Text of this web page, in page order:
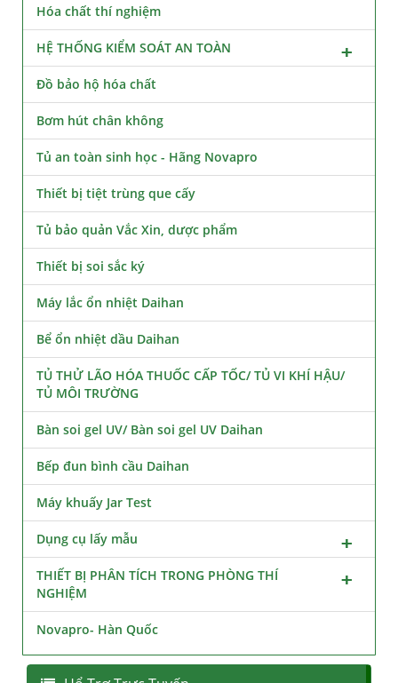
Hóa chất thí nghiệm
HỆ THỐNG KIỂM SOÁT AN TOÀN
Đồ bảo hộ hóa chất
Bơm hút chân không
Tủ an toàn sinh học - Hãng Novapro
Thiết bị tiệt trùng que cấy
Tủ bảo quản Vắc Xin, dược phẩm
Thiết bị soi sắc ký
Máy lắc ổn nhiệt Daihan
Bể ổn nhiệt dầu Daihan
TỦ THỬ LÃO HÓA THUỐC CẤP TỐC/ TỦ VI KHÍ HẬU/
TỦ MÔI TRƯỜNG
Bàn soi gel UV/ Bàn soi gel UV Daihan
Bếp đun bình cầu Daihan
Máy khuấy Jar Test
Dụng cụ lấy mẫu
THIẾT BỊ PHÂN TÍCH TRONG PHÒNG THÍ
NGHIỆM
Novapro- Hàn Quốc